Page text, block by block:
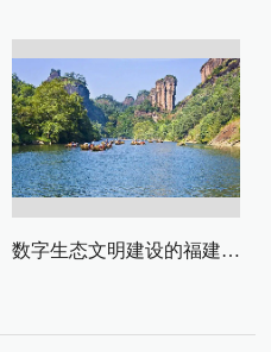
数字生态文明建设的福建路径与启示